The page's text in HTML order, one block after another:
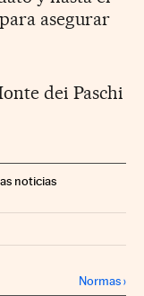
asegurar
dei Paschi
noticias
Normas›